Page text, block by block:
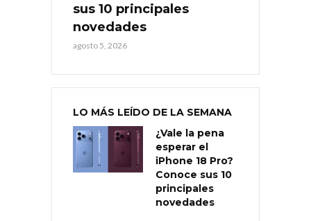
sus 10 principales
novedades
agosto 5, 2026
LO MÁS LEÍDO DE LA SEMANA
¿Vale la pena
esperar el
iPhone 18 Pro?
Conoce sus 10
principales
novedades